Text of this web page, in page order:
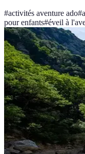
#activités aventure ado#
pour enfants#éveil à